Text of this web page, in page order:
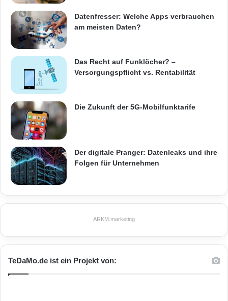
Datenfresser: Welche Apps verbrauchen
am meisten Daten?
Das Recht auf Funklöcher? –
Versorgungspflicht vs. Rentabilität
Die Zukunft der 5G-Mobilfunktarife
Der digitale Pranger: Datenleaks und ihre
Folgen für Unternehmen
ARKM.marketing
TeDaMo.de ist ein Projekt von: